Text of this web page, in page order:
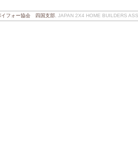
イフォー協会 四国支部 , JAPAN 2X4 HOME BUILDERS